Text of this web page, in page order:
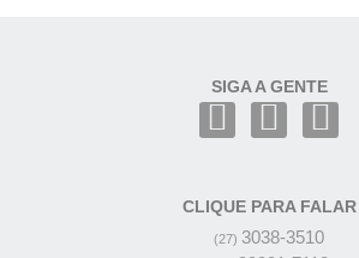
SIGA A GENTE
CLIQUE PARA FALAR
(27) 3038-3510